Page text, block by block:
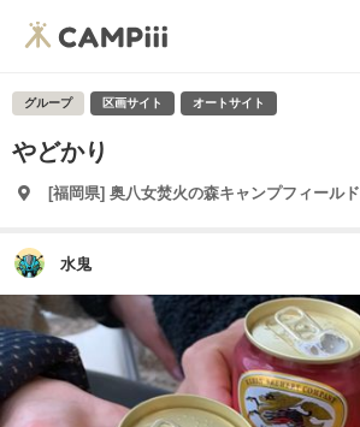
グループ 区画サイト オートサイト
やどかり
[福岡県] 奥八女焚火の森キャンプフィールド
水鬼